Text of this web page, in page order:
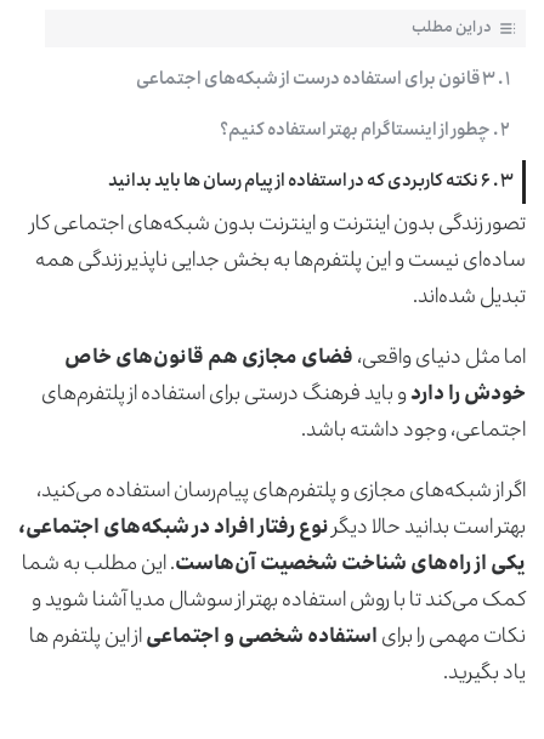
در این مطلب
۱ . ۳ قانون برای استفاده درست از شبکه‌های اجتماعی
۲ . چطور از اینستاگرام بهتر استفاده کنیم؟
۳ . ۶ نکته کاربردی که در استفاده از پیام ‌رسان ‌ها باید بدانید
تصور زندگی بدون اینترنت و اینترنت بدون شبکه‌های اجتماعی کار
ساده‌ای نیست و این پلتفرم‌ها به بخش جدایی ناپذیر زندگی همه
تبدیل شده‌اند.
اما مثل دنیای واقعی،فضای مجازی هم قانون‌های خاص
خودش را داردو باید فرهنگ درستی برای استفاده از پلتفرم‌های
اجتماعی، وجود داشته باشد.
اگر از شبکه‌های مجازی و پلتفرم‌های پیام‌رسان استفاده می‌کنید،
بهتر است بدانید حالا دیگرنوع رفتار افراد در شبکه‌های اجتماعی،
یکی از راه‌های شناخت شخصیت آن‌هاست. این مطلب به شما
کمک می‌کند تا با روش استفاده بهتر از سوشال مدیا آشنا شوید و
نکات مهمی را برایاستفاده شخصی و اجتماعیاز این پلتفرم ها
یاد بگیرید.